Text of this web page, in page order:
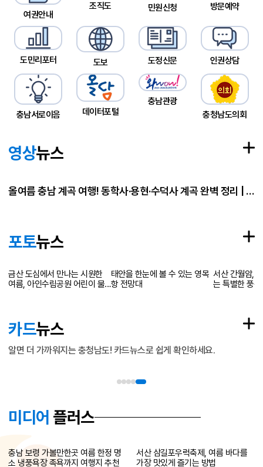
여권안내
조직도 민원신청 방문예약
도민리포터 도보 도정신문 인권상담
충남서로이음 데이터포털
충남관광
충청남도의회
영상뉴스
올여름 충남 계곡 여행! 동학사·용현·수덕사 계곡 완벽 정리 | 플라스Talk 7월 3차
포토뉴스
금산 도심에서 만나는 시원한
여름, 아인수림공원 어린이 물
태안을 한눈에 볼 수 있는 영목
항 전망대
서산 간월암,
는 특별한 풍
카드뉴스
알면 더 가까워지는 충청남도! 카드뉴스로 쉽게 확인하세요.
미디어 플러스
충남 보령 가볼만한곳 여름 한정 명
소 냉풍욕장 족욕까지 여행지 추천
서산 삼길포우럭축제, 여름 바다를
가장 맛있게 즐기는 방법